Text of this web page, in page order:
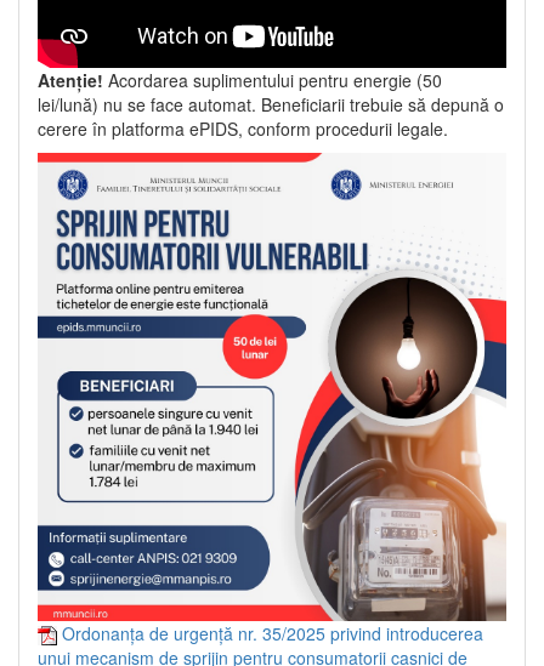
Atenție! Acordarea suplimentului pentru energie (50
lei/lună) nu se face automat. Beneficiarii trebuie să depună o
cerere în platforma ePIDS, conform procedurii legale.
Ordonanța de urgență nr. 35/2025 privind introducerea
unui mecanism de sprijin pentru consumatorii casnici de